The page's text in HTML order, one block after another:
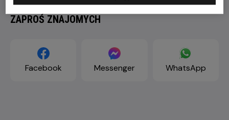
ZAPROŚ ZNAJOMYCH
Facebook Messenger WhatsApp